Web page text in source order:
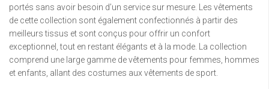
portés sans avoir besoin d’un service sur mesure. Les vêtements
de cette collection sont également confectionnés à partir des
meilleurs tissus et sont conçus pour offrir un confort
exceptionnel, tout en restant élégants et à la mode. La collection
comprend une large gamme de vêtements pour femmes, hommes
et enfants, allant des costumes aux vêtements de sport.